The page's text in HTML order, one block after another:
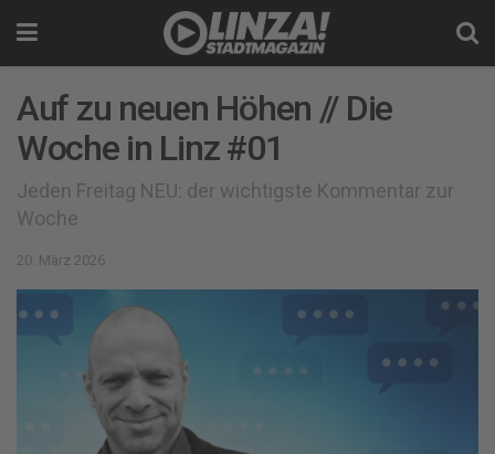
Auf zu neuen Höhen // Die
Woche in Linz #01
Jeden Freitag NEU: der wichtigste Kommentar zur
Woche
20. März 2026